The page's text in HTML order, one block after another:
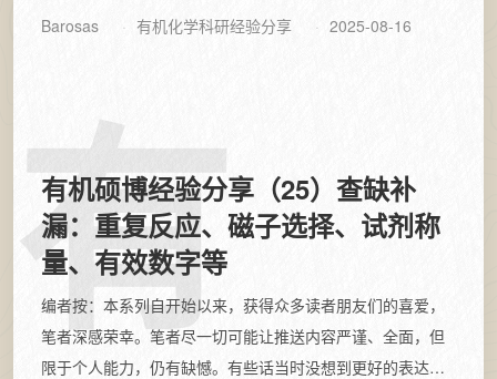
或限于文章篇幅和主旨不得不忍痛割爱，这...
Barosas 有机化学科研经验分享 2025-08-16
有
有机硕博经验分享（25）查缺补
漏：重复反应、磁子选择、试剂称
量、有效数字等
编者按：本系列自开始以来，获得众多读者朋友们的喜爱，
笔者深感荣幸。笔者尽一切可能让推送内容严谨、全面，但
限于个人能力，仍有缺憾。有些话当时没想到更好的表达，